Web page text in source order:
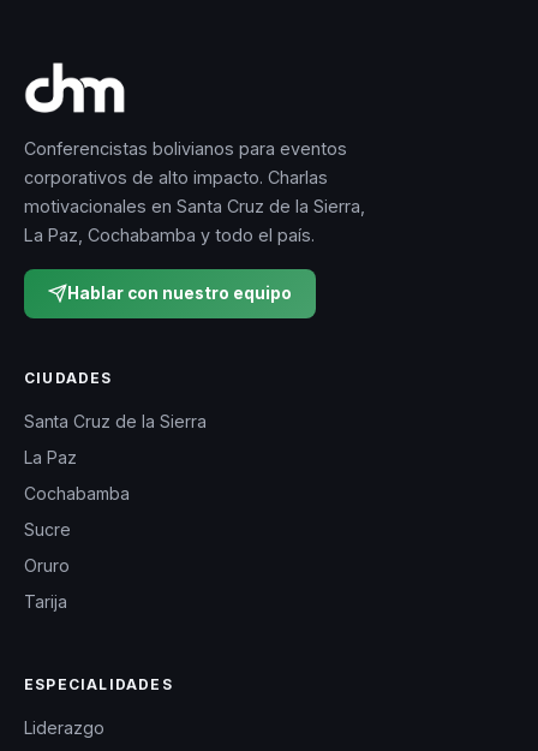
Conferencistas bolivianos para eventos
corporativos de alto impacto. Charlas
motivacionales en Santa Cruz de la Sierra,
La Paz, Cochabamba y todo el país.
Hablar con nuestro equipo
CIUDADES
Santa Cruz de la Sierra
La Paz
Cochabamba
Sucre
Oruro
Tarija
ESPECIALIDADES
Liderazgo